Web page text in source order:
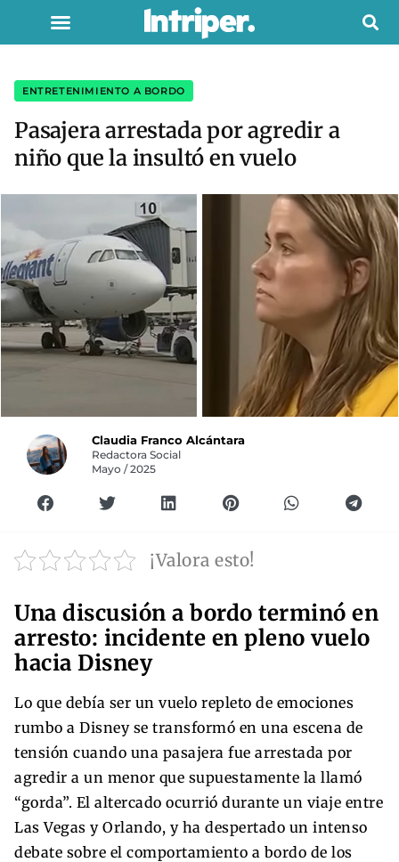
ENTRETENIMIENTO A BORDO
Pasajera arrestada por agredir a
niño que la insultó en vuelo
Claudia Franco Alcántara
Redactora Social
Mayo / 2025
¡Valora esto!
Una discusión a bordo terminó en
arresto: incidente en pleno vuelo
hacia Disney
Lo que debía ser un vuelo repleto de emociones
rumbo a Disney se transformó en una escena de
tensión cuando una pasajera fue arrestada por
agredir a un menor que supuestamente la llamó
“gorda”. El altercado ocurrió durante un viaje entre
Las Vegas y Orlando, y ha despertado un intenso
debate sobre el comportamiento a bordo de los